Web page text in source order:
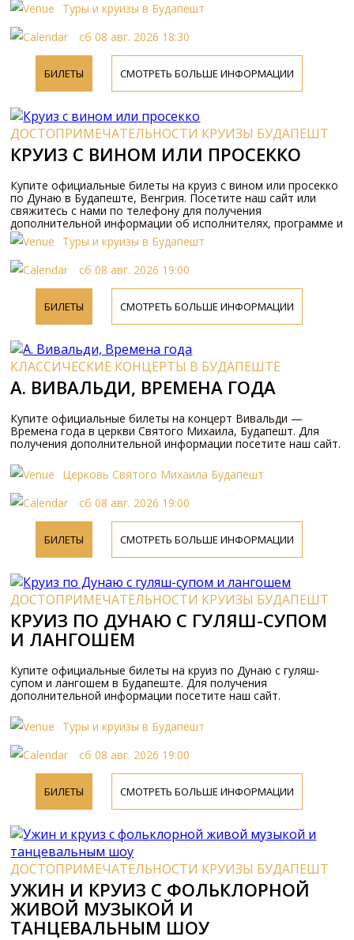
Туры и круизы в Будапешт
сб 08 авг. 2026 18:30
БИЛЕТЫ СМОТРЕТЬ БОЛЬШЕ ИНФОРМАЦИИ
ДОСТОПРИМЕЧАТЕЛЬНОСТИ КРУИЗЫ БУДАПЕШТ
КРУИЗ С ВИНОМ ИЛИ ПРОСЕККО
Купите официальные билеты на круиз с вином или просекко
по Дунаю в Будапеште, Венгрия. Посетите наш сайт или
свяжитесь с нами по телефону для получения
дополнительной информации об исполнителях, программе и
ценах на билеты.Туры и круизы в Будапешт
сб 08 авг. 2026 19:00
БИЛЕТЫ СМОТРЕТЬ БОЛЬШЕ ИНФОРМАЦИИ
КЛАССИЧЕСКИЕ КОНЦЕРТЫ В БУДАПЕШТЕ
A. BИВАЛЬДИ, BPЕМЕНА ГОДА
Купите официальные билеты на концерт Вивальди —
Времена года в церкви Святого Михаила, Будапешт. Для
получения дополнительной информации посетите наш сайт.
Церковь Святого Михаила Будапешт
сб 08 авг. 2026 19:00
БИЛЕТЫ СМОТРЕТЬ БОЛЬШЕ ИНФОРМАЦИИ
ДОСТОПРИМЕЧАТЕЛЬНОСТИ КРУИЗЫ БУДАПЕШТ
КРУИЗ ПО ДУНАЮ С ГУЛЯШ-СУПОМ
И ЛАНГОШЕМ
Купите официальные билеты на круиз по Дунаю с гуляш-
супом и лангошем в Будапеште. Для получения
дополнительной информации посетите наш сайт.
Туры и круизы в Будапешт
сб 08 авг. 2026 19:00
БИЛЕТЫ СМОТРЕТЬ БОЛЬШЕ ИНФОРМАЦИИ
ДОСТОПРИМЕЧАТЕЛЬНОСТИ КРУИЗЫ БУДАПЕШТ
УЖИН И КРУИЗ С ФОЛЬКЛОРНОЙ
ЖИВОЙ МУЗЫКОЙ И
ТАНЦЕВАЛЬНЫМ ШОУ